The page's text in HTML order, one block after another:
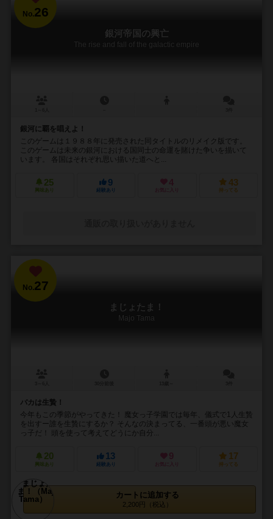
No.26
銀河帝国の興亡
The rise and fall of the galactic empire
銀河に覇を唱えよ！
このゲームは１９８８年に発売された同タイトルのリメイク版です。
このゲームは未来の銀河における国同士の命運を賭けた争いを描いて
います。 各国はそれぞれ思い描いた道へと...
25
興味あり
9
経験あり
4
お気に入り
43
持ってる
No.27
まじょたま！
Majo Tama
バカは生贄！
今年もこの季節がやってきた！ 魔女っ子学園では毎年、儀式で1人生贄
を出すー誰を生贄にするか？ そんなの決まってる、一番頭が悪い魔女
っ子だ！ 頭を使って考えてどうにか自分...
20
興味あり
13
経験あり
9
お気に入り
17
持ってる
カートに追加する
2,200円（税込）